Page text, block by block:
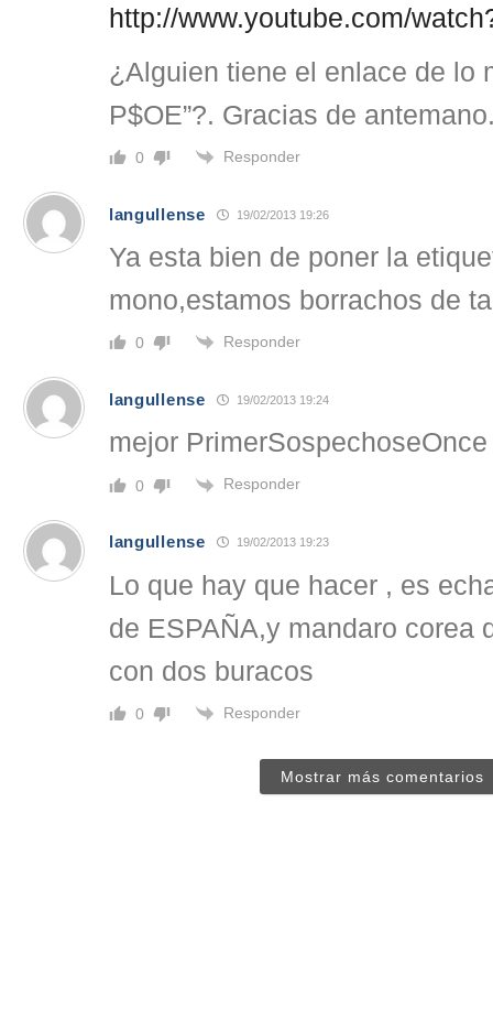
http://www.youtube.com/
¿Alguien tiene el enlace de lo
P$OE”?. Gracias de
0 Responder
langullense 19/02/2013 19:26
Ya esta bien de poner la
mono,estamos borrachos de
0 Responder
langullense 19/02/2013 19:24
mejor
0 Responder
langullense 19/02/2013 19:23
Lo que hay que hacer , es
de ESPAÑA,y mandaro corea
con dos buracos
0 Responder
Mostrar más comentarios